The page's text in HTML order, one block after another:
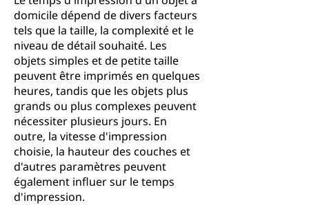
domicile dépend de divers facteurs
tels que la taille, la complexité et le
niveau de détail souhaité. Les
objets simples et de petite taille
peuvent être imprimés en quelques
heures, tandis que les objets plus
grands ou plus complexes peuvent
nécessiter plusieurs jours. En
outre, la vitesse d'impression
choisie, la hauteur des couches et
d'autres paramètres peuvent
également influer sur le temps
d'impression.